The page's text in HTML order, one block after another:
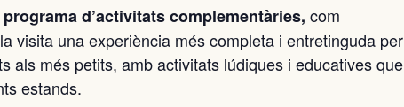
d’activitats complementàries, com
visita una experiència més completa i entretinguda per
als més petits, amb activitats lúdiques i educatives que
estands.